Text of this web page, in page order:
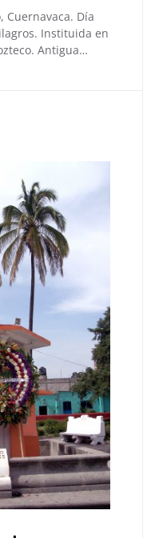
Cuernavaca. Día
Instituida en
Antigua…